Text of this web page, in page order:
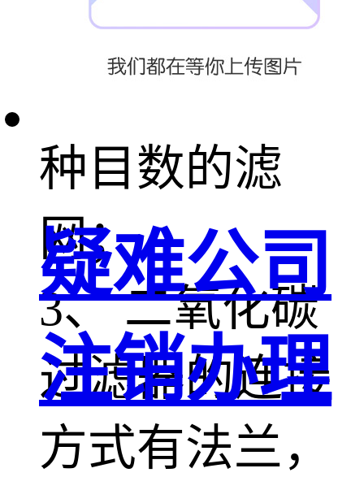
质，耐磨耐腐
种目数的滤
网；
3、 二氧化碳
过滤器的连接
方式有法兰，
疑难公司
注销办理